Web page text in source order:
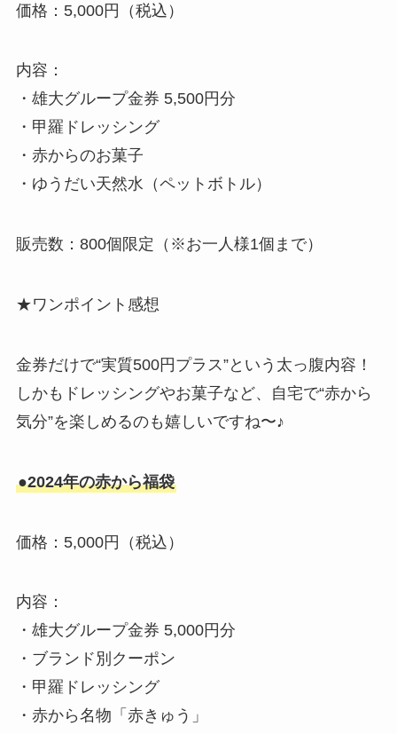
価格：5,000円（税込）
内容：
・雄大グループ金券 5,500円分
・甲羅ドレッシング
・赤からのお菓子
・ゆうだい天然水（ペットボトル）
販売数：800個限定（※お一人様1個まで）
★ワンポイント感想
金券だけで“実質500円プラス”という太っ腹内容！
しかもドレッシングやお菓子など、自宅で“赤から
気分”を楽しめるのも嬉しいですね〜♪
●2024年の赤から福袋
価格：5,000円（税込）
内容：
・雄大グループ金券 5,000円分
・ブランド別クーポン
・甲羅ドレッシング
・赤から名物「赤きゅう」